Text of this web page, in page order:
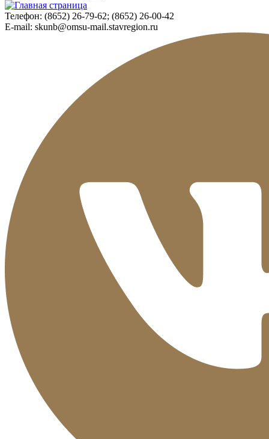
Телефон: (8652) 26-79-62; (8652) 26-00-42
E-mail: skunb@omsu-mail.stavregion.ru